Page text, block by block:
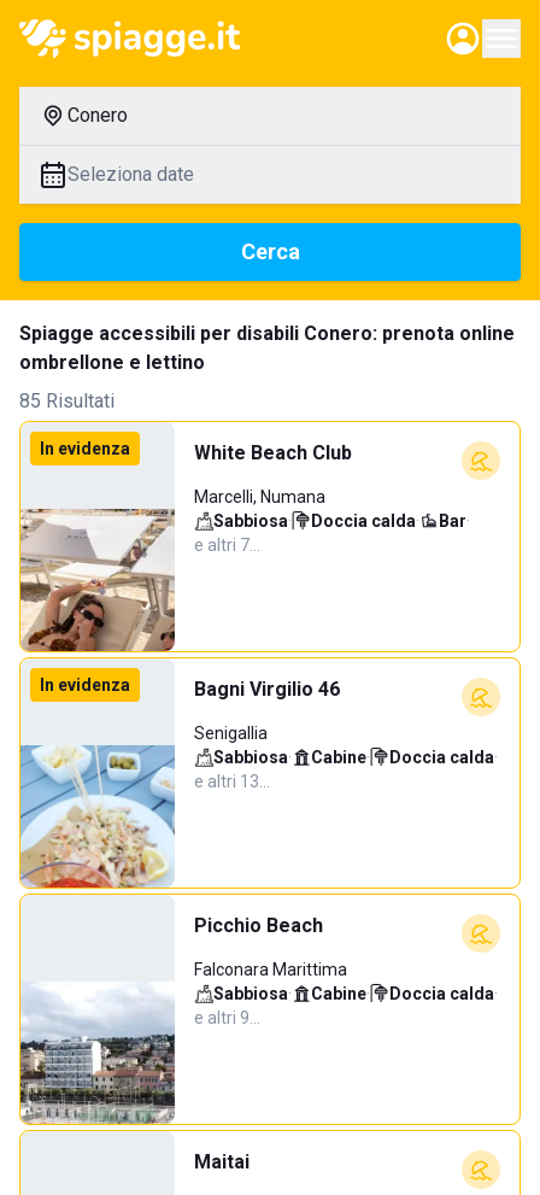
Conero
Seleziona date
Cerca
Spiagge accessibili per disabili Conero: prenota online
ombrellone e lettino
85 Risultati
In evidenza White Beach Club
Marcelli, Numana
Sabbiosa· Doccia calda· Bar·
e altri 7…
In evidenza Bagni Virgilio 46
Senigallia
Sabbiosa· Cabine· Doccia calda·
e altri 13…
Picchio Beach
Falconara Marittima
Sabbiosa· Cabine· Doccia calda·
e altri 9…
Maitai